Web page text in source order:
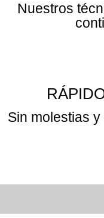
Nuestros
Sin molestias